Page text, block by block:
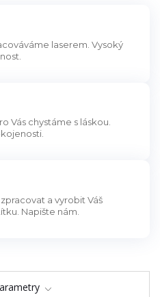
laserem. Vysoký
Vás chystáme s láskou.
a vyrobit Váš
Napište nám.